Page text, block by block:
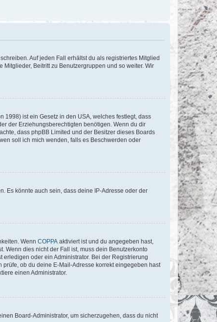
Auf jeden Fall erhältst du als registriertes Mitglied
Beitritt zu Benutzergruppen und so weiter. Wir
1998) ist ein Gesetz in den USA, welches festlegt, dass
der Erziehungsberechtigten benötigen. Wenn du dir
dass phpBB Limited und der Besitzer dieses Boards
soll ich mich wenden, falls es Beschwerden oder
Es könnte auch sein, dass deine IP-Adresse oder der
Wenn COPPA aktiviert ist und du angegeben hast,
Wenn dies nicht der Fall ist, muss dein Benutzerkonto
oder ein Administrator. Bei der Registrierung
ob du deine E-Mail-Adresse korrekt eingegeben hast
einen Administrator.
Board-Administrator, um sicherzugehen, dass du nicht